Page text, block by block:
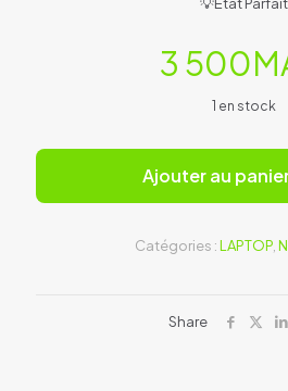
3 500
1 en stock
Ajouter au
Catégories :LAPTOP,
Share